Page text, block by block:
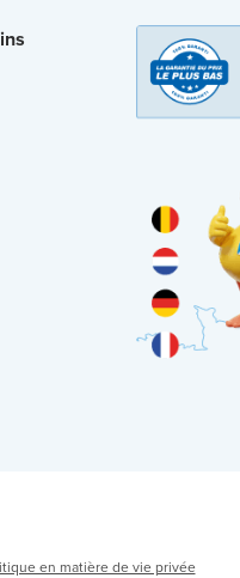
en matière de vie privée